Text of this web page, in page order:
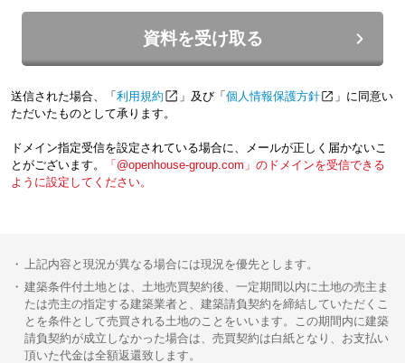
資料を受け取る
送信された場合、「 利用規約 」及び「 個人情報保護方針
」に同意い
ただいたものとして承ります。
ドメイン指定受信を設定されている場合に、メールが正しく届かないこ
とがございます。
「@openhouse-group.com」のドメインを受信できる
ように設定してください。
上記内容と現況が異なる場合には現況を優先とします。
建築条件付土地とは、土地売買契約後、一定期間以内に土地の売主ま
たは売主の指定する建築業者と、建築請負契約を締結していただくこ
とを条件として売買される土地のことをいいます。この期間内に建築
請負契約が成立しなかった場合は、売買契約は白紙となり、お支払い
頂いた代金は全額返還致します。